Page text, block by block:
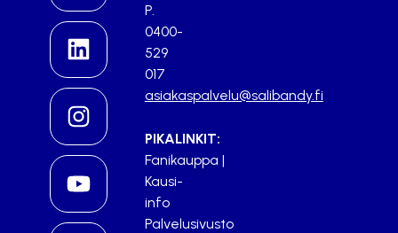
P.
0400-
529
017
asiakaspalvelu@salibandy.fi
PIKALINKIT:
Fanikauppa |
Kausi-
info
Palvelusivusto